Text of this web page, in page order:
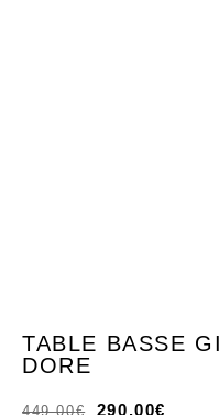
TABLE BASSE
DORE
449.00€ 290.00€